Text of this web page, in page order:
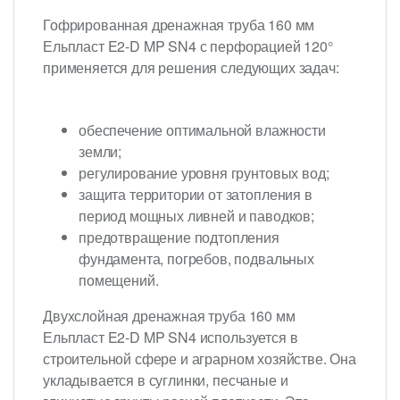
Гофрированная дренажная труба 160 мм
Ельпласт E2-D MP SN4 с перфорацией 120°
применяется для решения следующих задач:
обеспечение оптимальной влажности
земли;
регулирование уровня грунтовых вод;
защита территории от затопления в
период мощных ливней и паводков;
предотвращение подтопления
фундамента, погребов, подвальных
помещений.
Двухслойная дренажная труба 160 мм
Ельпласт E2-D MP SN4 используется в
строительной сфере и аграрном хозяйстве. Она
укладывается в суглинки, песчаные и